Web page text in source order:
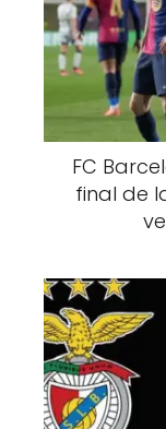
FC
final de